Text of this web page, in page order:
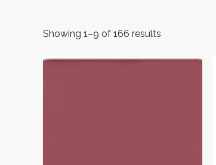
Showing 1–9 of 166 results